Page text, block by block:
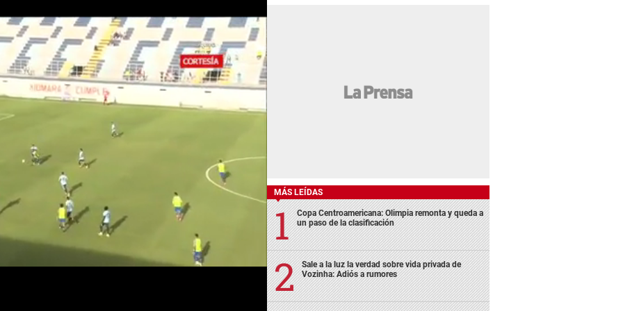
MÁS LEÍDAS
Copa Centroamericana: Olimpia remonta y queda a
un paso de la clasificación
Sale a la luz la verdad sobre vida privada de
Vozinha: Adiós a rumores